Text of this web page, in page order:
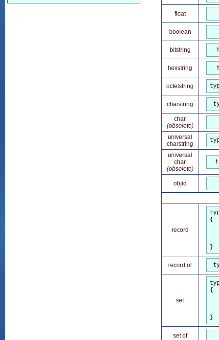
float
boolean
bitstring
hexstring
octetstring
charstring
char
(obsolete)
universal
charstring
universal
char
(obsolete)
objid
record
}
record of
set
{
set of